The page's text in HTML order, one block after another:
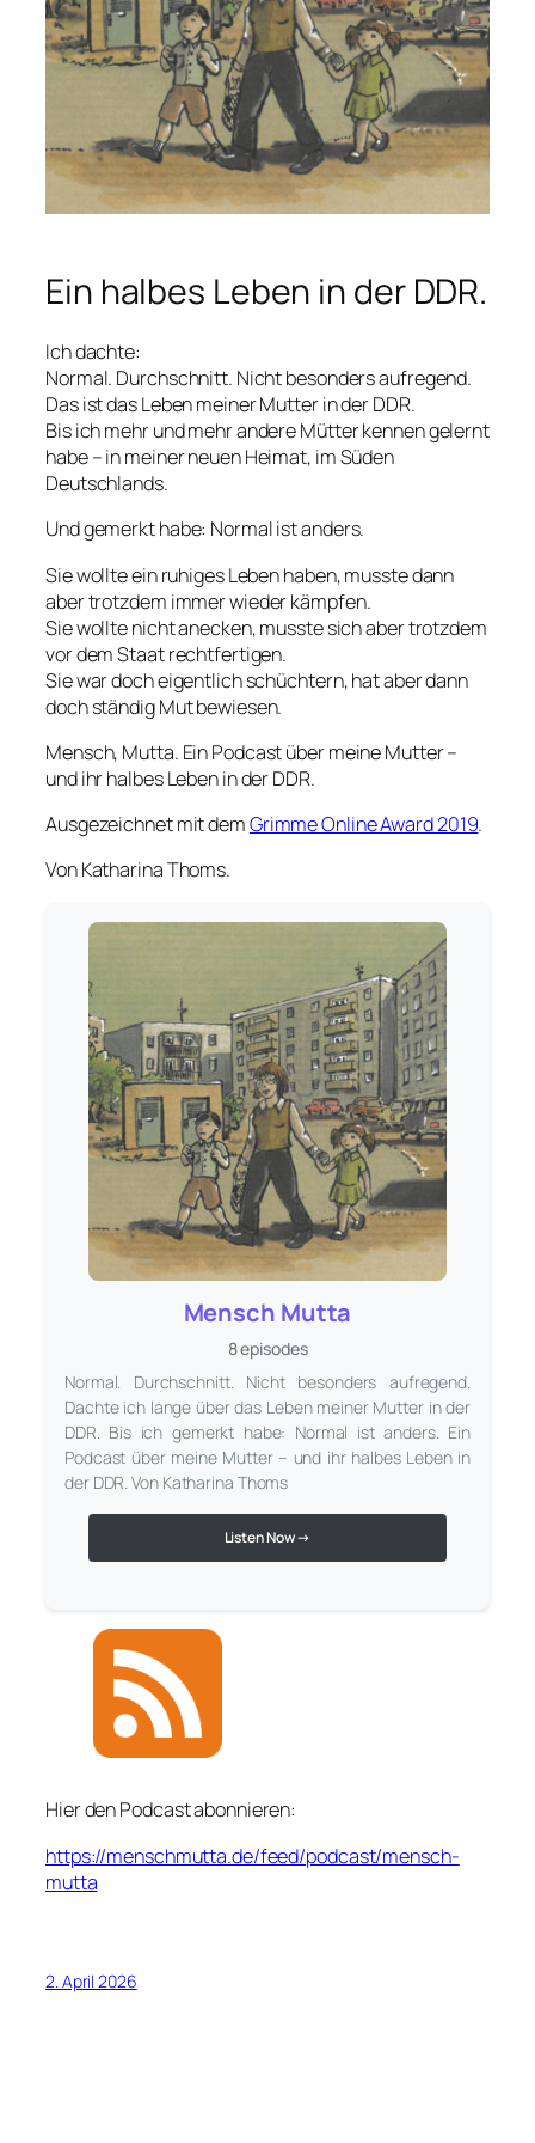
Ein halbes Leben in der DDR.
Ich dachte:
Normal. Durchschnitt. Nicht besonders aufregend.
Das ist das Leben meiner Mutter in der DDR.
Bis ich mehr und mehr andere Mütter kennen gelernt
habe – in meiner neuen Heimat, im Süden
Deutschlands.
Und gemerkt habe: Normal ist anders.
Sie wollte ein ruhiges Leben haben, musste dann
aber trotzdem immer wieder kämpfen.
Sie wollte nicht anecken, musste sich aber trotzdem
vor dem Staat rechtfertigen.
Sie war doch eigentlich schüchtern, hat aber dann
doch ständig Mut bewiesen.
Mensch, Mutta. Ein Podcast über meine Mutter –
und ihr halbes Leben in der DDR.
Ausgezeichnet mit demGrimme Online Award 2019.
Von Katharina Thoms.
Mensch Mutta
8 episodes
Normal. Durchschnitt. Nicht besonders aufregend.
Dachte ich lange über das Leben meiner Mutter in der
DDR. Bis ich gemerkt habe: Normal ist anders. Ein
Podcast über meine Mutter – und ihr halbes Leben in
der DDR. Von Katharina Thoms
Listen Now →
Hier den Podcast abonnieren:
https://menschmutta.de/feed/podcast/mensch-
mutta
2. April 2026